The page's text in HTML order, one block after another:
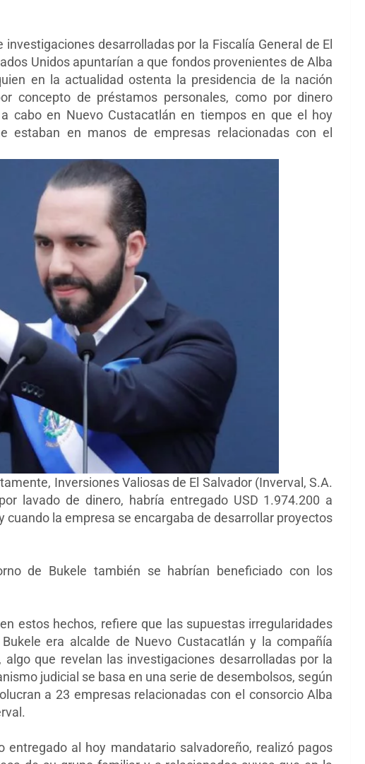
desarrolladas por la Fiscalía General de El
Unidos apuntarían a que fondos provenientes de Alba
en la actualidad ostenta la presidencia de la nación
concepto de préstamos personales, como por dinero
cabo en Nuevo Custacatlán en tiempos en que el hoy
estaban en manos de empresas relacionadas con el
Inversiones Valiosas de El Salvador (Inverval, S.A.
lavado de dinero, habría entregado USD 1.974.200 a
cuando la empresa se encargaba de desarrollar proyectos
de Bukele también se habrían beneficiado con los
estos hechos, refiere que las supuestas irregularidades
era alcalde de Nuevo Custacatlán y la compañía
que revelan las investigaciones desarrolladas por la
judicial se basa en una serie de desembolsos, según
a 23 empresas relacionadas con el consorcio Alba
entregado al hoy mandatario salvadoreño, realizó pagos